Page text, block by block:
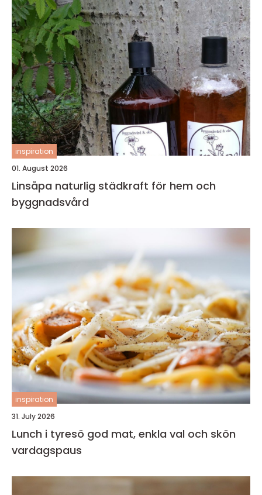
inspiration
01. August 2026
Linsåpa naturlig städkraft för hem och
byggnadsvård
inspiration
31. July 2026
Lunch i tyresö god mat, enkla val och skön
vardagspaus